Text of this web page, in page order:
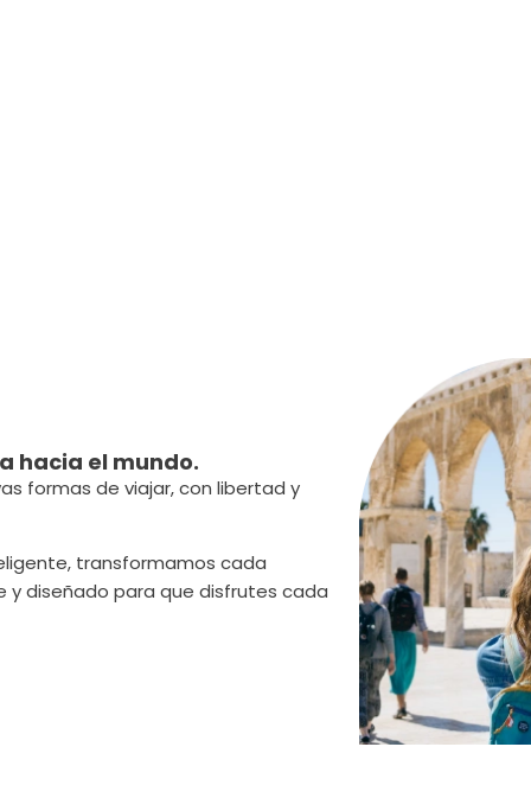
hacia el mundo.
formas de viajar, con libertad y
transformamos cada
y diseñado para que disfrutes cada